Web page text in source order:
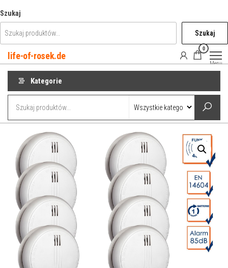
do
treści
Szukaj
Szukaj
life-of-rosek.de
0
Menu
Kategorie